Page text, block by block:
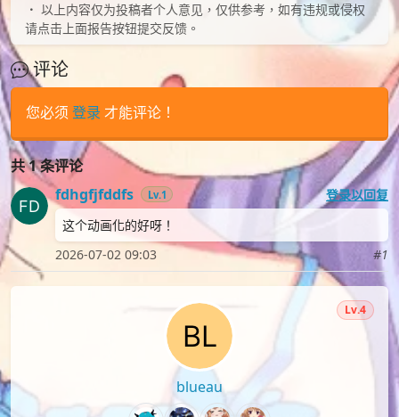
以上内容仅为投稿者个人意见，仅供参考，如有违规或侵权
请点击上面报告按钮提交反馈。
评论
您必须 登录 才能评论！
共 1 条评论
fdhgfjfddfs
Lv.1
登录以回复
这个动画化的好呀！
2026-07-02 09:03
#1
blueau
Lv.4